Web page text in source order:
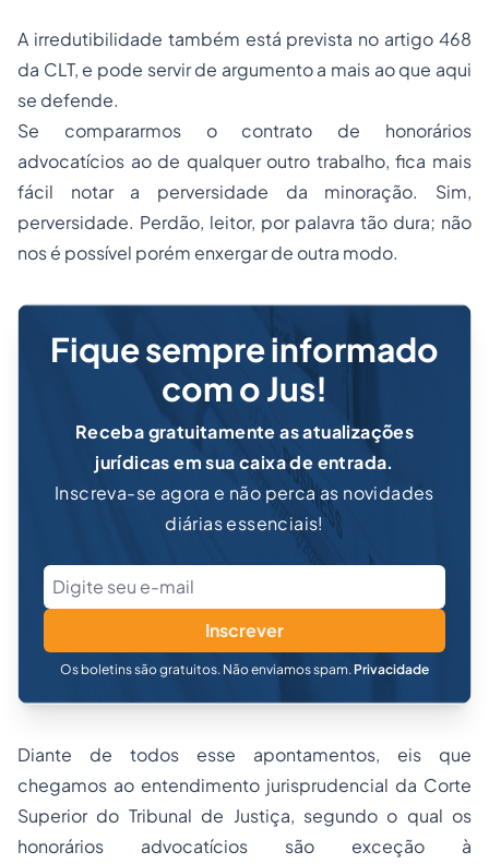
A irredutibilidade também está prevista no artigo 468
da CLT, e pode servir de argumento a mais ao que aqui
se defende.
Se compararmos o contrato de honorários
advocatícios ao de qualquer outro trabalho, fica mais
fácil notar a perversidade da minoração. Sim,
perversidade. Perdão, leitor, por palavra tão dura; não
nos é possível porém enxergar de outra modo.
Fique sempre informado
com o Jus!
Receba gratuitamente as atualizações
jurídicas em sua caixa de entrada.
Inscreva-se agora e não perca as novidades
diárias essenciais!
Inscrever
Os boletins são gratuitos. Não enviamos spam. Privacidade
Diante de todos esse apontamentos, eis que
chegamos ao entendimento jurisprudencial da Corte
Superior do Tribunal de Justiça, segundo o qual os
honorários advocatícios são exceção à